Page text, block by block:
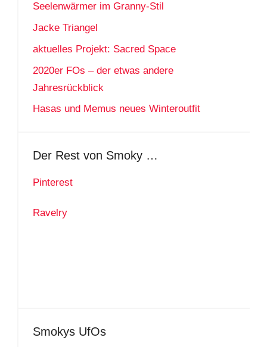
Seelenwärmer im Granny-Stil
Jacke Triangel
aktuelles Projekt: Sacred Space
2020er FOs – der etwas andere
Jahresrückblick
Hasas und Memus neues Winteroutfit
Der Rest von Smoky …
Pinterest
Ravelry
Smokys UfOs